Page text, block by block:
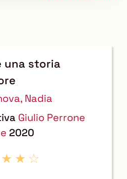
una storia
Nadia
Giulio Perrone
2020